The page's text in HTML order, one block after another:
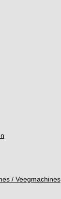
/ Veegmachines